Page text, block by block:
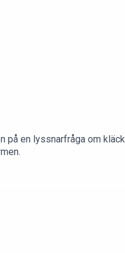
på en lyssnarfråga om